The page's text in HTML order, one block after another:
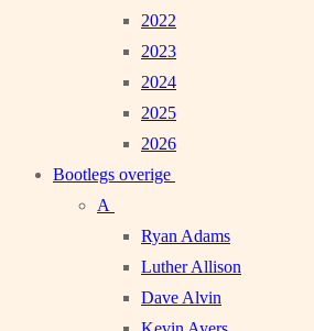
2022
2023
2024
2025
2026
Bootlegs overige
A
Ryan Adams
Luther Allison
Dave Alvin